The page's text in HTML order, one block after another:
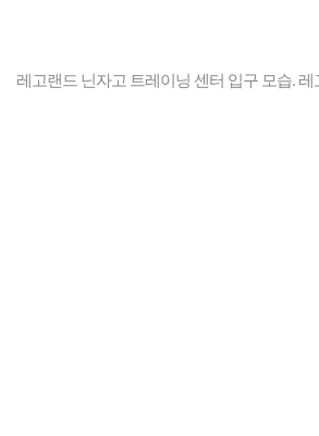
레고랜드 닌자고 트레이닝 센터 입구 모습.